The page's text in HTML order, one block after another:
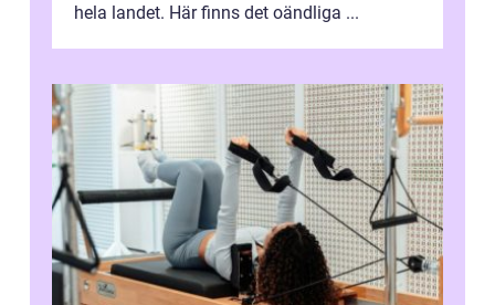
hela landet. Här finns det oändliga ...